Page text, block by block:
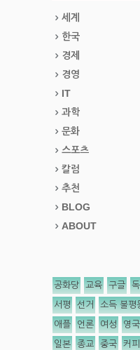
세계
한국
경제
경영
IT
과학
문화
스포츠
칼럼
추천
BLOG
ABOUT
공화당 교육 구글
서평 선거 소득 불평
애플 언론 여성 영국
일본 종교 중국 커피